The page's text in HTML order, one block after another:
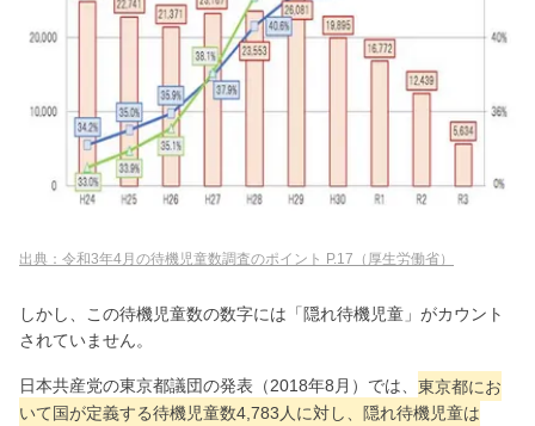
出典：令和3年4月の待機児童数調査のポイント P.17（厚生労働省）
しかし、この待機児童数の数字には「隠れ待機児童」がカウント
されていません。
日本共産党の東京都議団の発表（2018年8月）では、 東京都にお
いて国が定義する待機児童数4,783人に対し、隠れ待機児童は